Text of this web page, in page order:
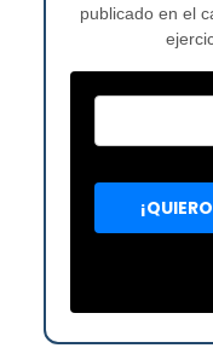
publicado en el